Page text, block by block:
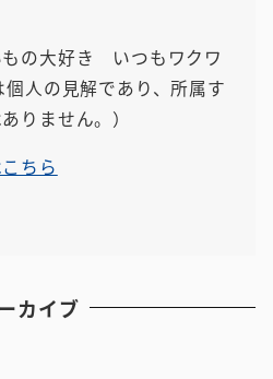
の大好き いつもワクワ
個人の見解であり、所属す
りません。）
ちら
カイブ